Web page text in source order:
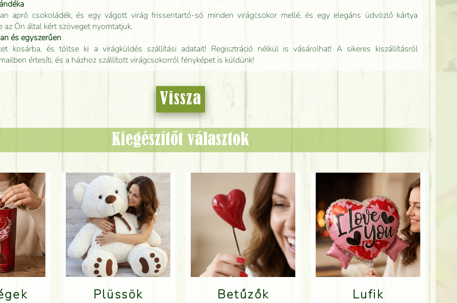
apró csokoládék, és egy vágott virág frissentartó-só minden virágcsokor mellé, és egy elegáns üdvözlő kártya
az Ön által kért szöveget nyomtatjuk.
és egyszerűen
kosárba, és töltse ki a virágküldés szállítási adatait! Regisztráció nélkül is vásárolhat! A sikeres kiszállításról
értesíti, és a házhoz szállított virágcsokorról fényképet is küldünk!
Vissza
Kiegészítőt választok
Plüssök Betűzők Lufik